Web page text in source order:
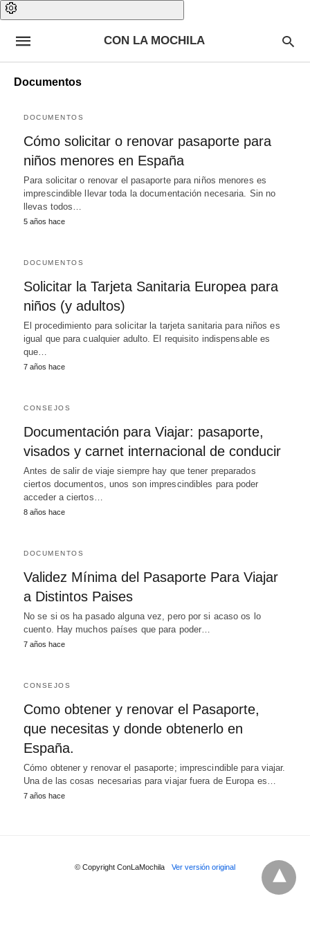
CON LA MOCHILA
Documentos
DOCUMENTOS
Cómo solicitar o renovar pasaporte para
niños menores en España
Para solicitar o renovar el pasaporte para niños menores es
imprescindible llevar toda la documentación necesaria. Sin no
llevas todos…
5 años hace
DOCUMENTOS
Solicitar la Tarjeta Sanitaria Europea para
niños (y adultos)
El procedimiento para solicitar la tarjeta sanitaria para niños es
igual que para cualquier adulto. El requisito indispensable es
que…
7 años hace
CONSEJOS
Documentación para Viajar: pasaporte,
visados y carnet internacional de conducir
Antes de salir de viaje siempre hay que tener preparados
ciertos documentos, unos son imprescindibles para poder
acceder a ciertos…
8 años hace
DOCUMENTOS
Validez Mínima del Pasaporte Para Viajar
a Distintos Paises
No se si os ha pasado alguna vez, pero por si acaso os lo
cuento. Hay muchos países que para poder…
7 años hace
CONSEJOS
Como obtener y renovar el Pasaporte,
que necesitas y donde obtenerlo en
España.
Cómo obtener y renovar el pasaporte; imprescindible para viajar.
Una de las cosas necesarias para viajar fuera de Europa es…
7 años hace
© Copyright ConLaMochila Ver versión original